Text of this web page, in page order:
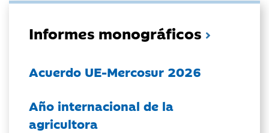
Informes monográficos
Acuerdo UE-Mercosur 2026
Año internacional de la
agricultora